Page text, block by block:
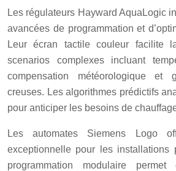
Les régulateurs Hayward AquaLogic
avancées de programmation et
Leur écran tactile couleur facilite
scenarios complexes incluant
compensation météorologique et
creuses. Les algorithmes prédictifs
pour anticiper les besoins de
Les automates Siemens Logo
exceptionnelle pour les installations
programmation modulaire